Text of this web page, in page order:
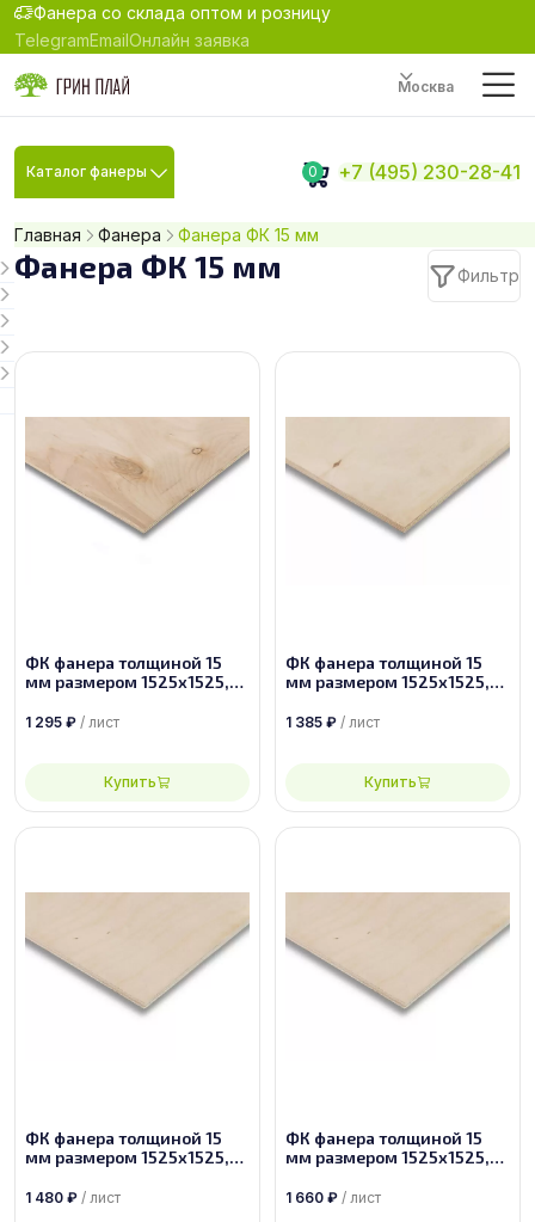
Фанера со склада оптом и розницу
TelegramEmailОнлайн заявка
Москва
Каталог фанеры 0 +7 (495) 230-28-41
Главная Фанера Фанера ФК 15 мм
Фанера ФК 15 мм Фильтр
ФК фанера толщиной 15
мм размером 1525х1525,
1 295 ₽ / лист
Купить
ФК фанера толщиной 15
мм размером 1525х1525,
1 385 ₽ / лист
Купить
ФК фанера толщиной 15
мм размером 1525х1525,
1 480 ₽ / лист
ФК фанера толщиной 15
мм размером 1525х1525,
1 660 ₽ / лист